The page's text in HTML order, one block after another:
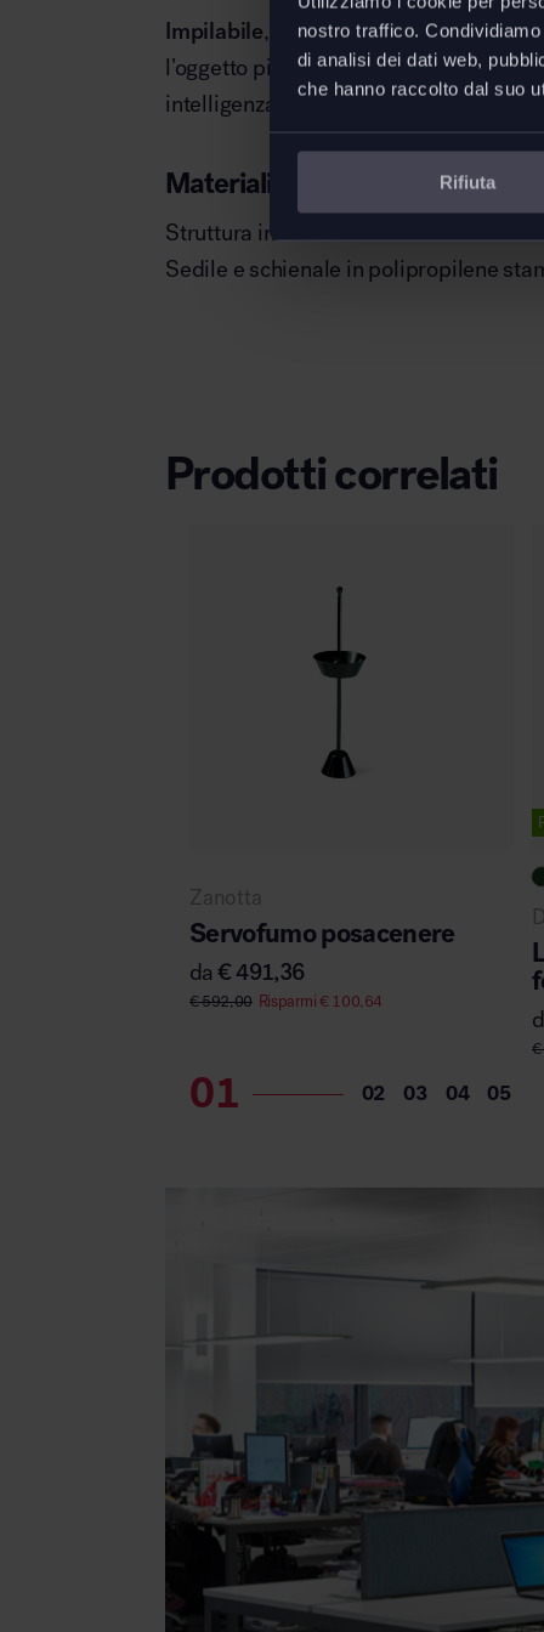
nostro traffico.
di analisi dei dati web,
che hanno raccolto dal suo
Rifiuta
Impilabile, leggera, funzionale,
l’oggetto più semplice può diventare
intelligenza e poesia.
Materiali
Struttura in tubo di acciaio cromato o
Sedile e schienale in polipropilene
Prodotti correlati
Zanotta
Servofumo posacenere
da€ 491,36
€592,00 Risparmi€100,64
€